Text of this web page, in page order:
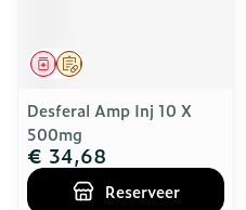
Op voorschrift
Geneesmiddel
Desferal Amp Inj 10 X
500mg
€ 34,68
Reserveer